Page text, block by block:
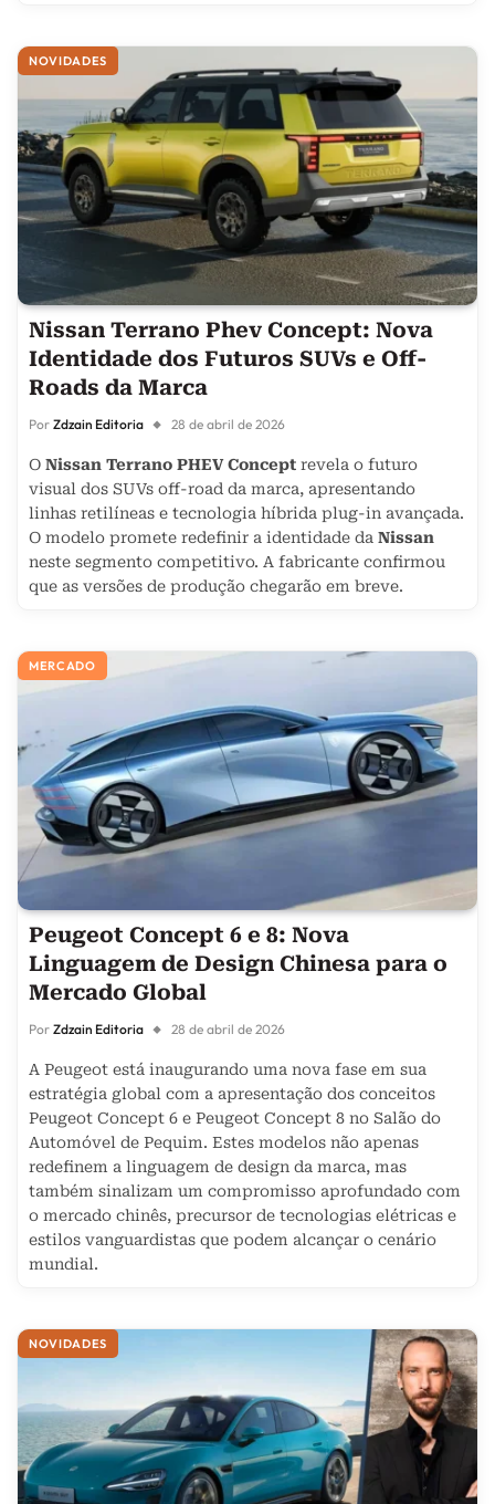
NOVIDADES
Nissan Terrano Phev Concept: Nova
Identidade dos Futuros SUVs e Off-
Roads da Marca
Por Zdzain Editoria 28 de abril de 2026
O Nissan Terrano PHEV Concept revela o futuro
visual dos SUVs off-road da marca, apresentando
linhas retilíneas e tecnologia híbrida plug-in avançada.
O modelo promete redefinir a identidade da Nissan
neste segmento competitivo. A fabricante confirmou
que as versões de produção chegarão em breve.
MERCADO
Peugeot Concept 6 e 8: Nova
Linguagem de Design Chinesa para o
Mercado Global
Por Zdzain Editoria 28 de abril de 2026
A Peugeot está inaugurando uma nova fase em sua
estratégia global com a apresentação dos conceitos
Peugeot Concept 6 e Peugeot Concept 8 no Salão do
Automóvel de Pequim. Estes modelos não apenas
redefinem a linguagem de design da marca, mas
também sinalizam um compromisso aprofundado com
o mercado chinês, precursor de tecnologias elétricas e
estilos vanguardistas que podem alcançar o cenário
mundial.
NOVIDADES